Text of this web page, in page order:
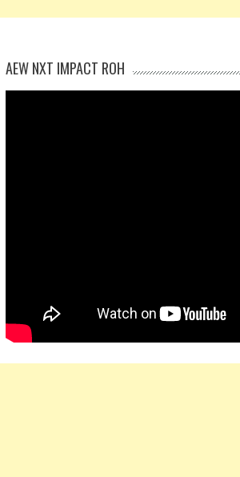
AEW NXT IMPACT ROH